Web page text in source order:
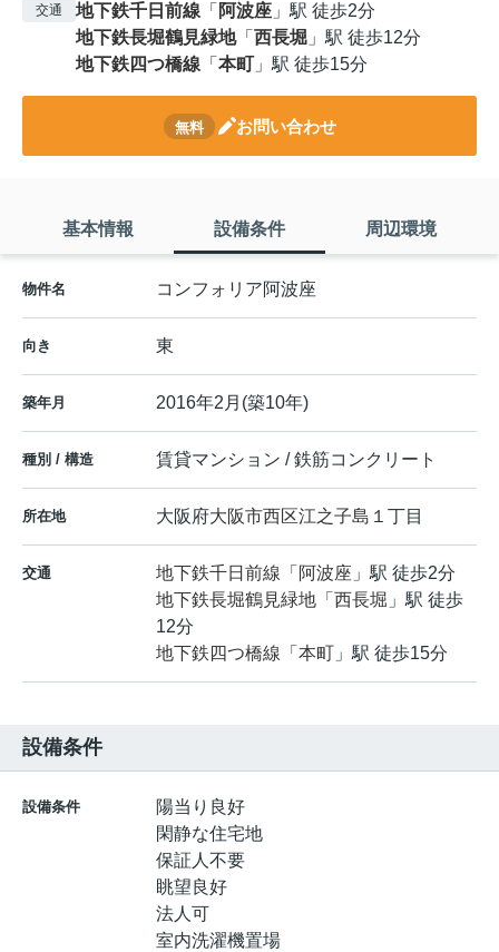
交通 地下鉄千日前線 「 阿波座 」駅 徒歩2分
地下鉄長堀鶴見緑地「 西長堀 」駅 徒歩12分
地下鉄四つ橋線 「 本町 」駅 徒歩15分
無料 お問い合わせ
基本情報 設備条件 周辺環境
物件名 コンフォリア阿波座
向き 東
築年月 2016年2月(築10年)
種別 / 構造 賃貸マンション / 鉄筋コンクリート
所在地 大阪府大阪市西区江之子島 １丁目
交通 地下鉄千日前線 「 阿波座 」駅 徒歩2分
地下鉄長堀鶴見緑地 「 西長堀 」駅 徒歩
12分
地下鉄四つ橋線 「 本町 」駅 徒歩15分
設備条件
設備条件
陽当り良好
閑静な住宅地
保証人不要
眺望良好
法人可
室内洗濯機置場